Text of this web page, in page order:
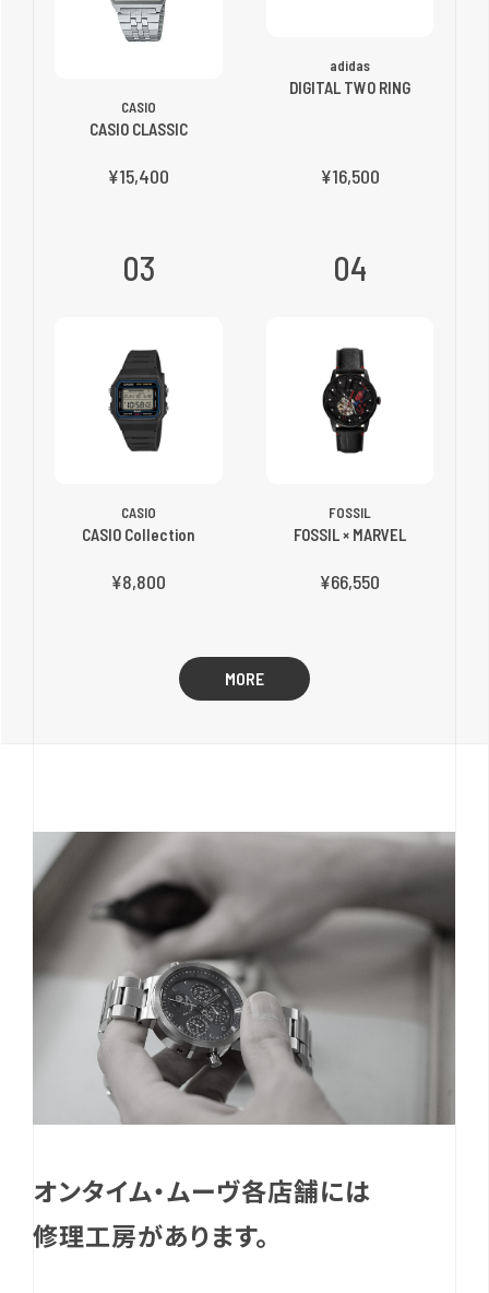
CASIO
CASIO CLASSIC
¥15,400
adidas
DIGITAL TWO RING
¥16,500
03
CASIO
CASIO Collection
¥8,800
04
FOSSIL
FOSSIL × MARVEL
¥66,550
MORE
オンタイム・ムーヴ各店舗には
修理工房があります。